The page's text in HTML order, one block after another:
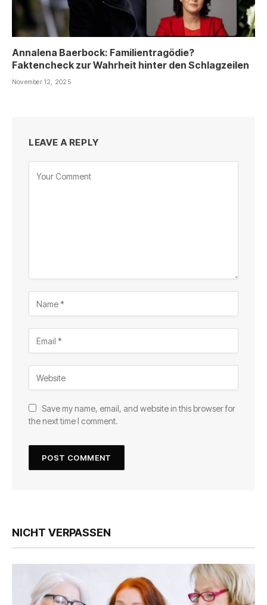
Annalena Baerbock: Familientragödie?
Faktencheck zur Wahrheit hinter den Schlagzeilen
November 12, 2025
LEAVE A REPLY
Save my name, email, and website in this browser for
the next time I comment.
NICHT VERPASSEN